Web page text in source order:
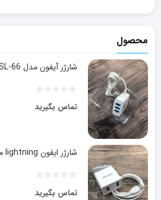
محصول
شارژر آیفون مدل SL-66
تماس بگیرید
شارژر ایفون lightning مدل CH-10
تماس بگیرید